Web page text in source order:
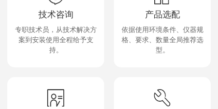
技术咨询
专职技术员，从技术解决方
案到安装使用全程给予支
持。
产品选配
依据使用环境条件、仪器规
格、要求、数量全局推荐选
型。